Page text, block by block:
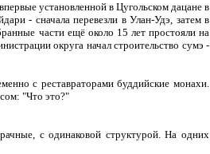
установленной в Цугольском дацане в
- сначала перевезли в Улан-Удэ, затем в
части ещё около 15 лет простояли на
округа начал строительство сумэ -
с реставраторами буддийские монахи.
"Что это?"
с одинаковой структурой. На одних